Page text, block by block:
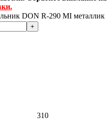
DON R-290 MI металлик
310